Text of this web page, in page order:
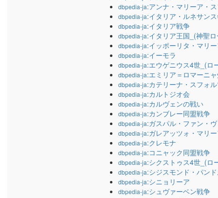
dbpedia-ja:アンナ・マリーア・
dbpedia-ja:イタリア・ルネサン
dbpedia-ja:イタリア戦争
dbpedia-ja:イタリア王国_(神聖
dbpedia-ja:イッポーリタ・マリ
dbpedia-ja:イーモラ
dbpedia-ja:エウゲニウス4世_(ロ
dbpedia-ja:エミリア＝ロマーニ
dbpedia-ja:カテリーナ・スフォ
dbpedia-ja:カルトジオ会
dbpedia-ja:カルヴェンの戦い
dbpedia-ja:カンブレー同盟戦争
dbpedia-ja:ガスパル・ファン・
dbpedia-ja:ガレアッツォ・マリ
dbpedia-ja:クレモナ
dbpedia-ja:コニャック同盟戦争
dbpedia-ja:シクストゥス4世_(ロ
dbpedia-ja:シジスモンド・パン
dbpedia-ja:シニョリーア
dbpedia-ja:シュヴァーベン戦争